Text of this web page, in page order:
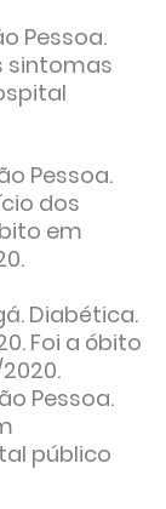
Pessoa.
sintomas
Pessoa.
dos
em
Diabética.
Foi a óbito
Pessoa.
público